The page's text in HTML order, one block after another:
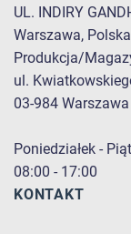
UL. INDIRY
Warszawa, Polska
Produkcja/
ul.
03-984 Warszawa
Poniedziałek -
08:00 - 17:00
KONTAKT